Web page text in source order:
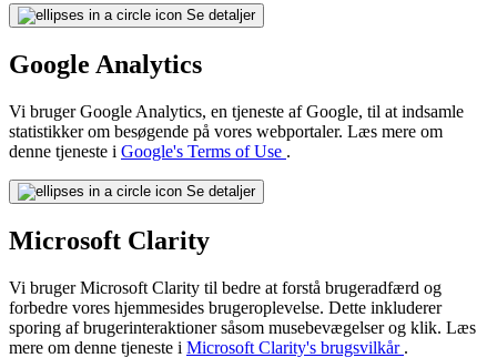
Se detaljer
Google Analytics
Vi bruger Google Analytics, en tjeneste af Google, til at indsamle
statistikker om besøgende på vores webportaler. Læs mere om
denne tjeneste i Google's Terms of Use .
Se detaljer
Microsoft Clarity
Vi bruger Microsoft Clarity til bedre at forstå brugeradfærd og
forbedre vores hjemmesides brugeroplevelse. Dette inkluderer
sporing af brugerinteraktioner såsom musebevægelser og klik. Læs
mere om denne tjeneste i Microsoft Clarity's brugsvilkår .